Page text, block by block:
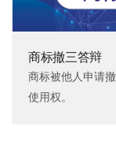
商标撤三答辩
商标被他人申请
使用权。